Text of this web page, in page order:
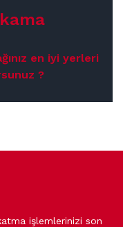
en iyi yerleri
?
işlemlerinizi son